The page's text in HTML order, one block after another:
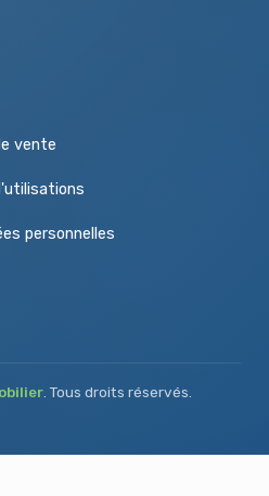
ou louer
vente
personnelles
. Tous droits réservés.